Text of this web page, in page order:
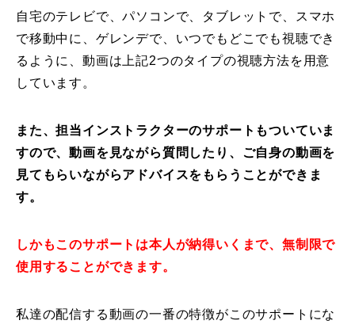
自宅のテレビで、パソコンで、タブレットで、スマホ
で移動中に、ゲレンデで、いつでもどこでも視聴でき
るように、動画は上記2つのタイプの視聴方法を用意
しています。
また、担当インストラクターのサポートもついていま
すので、動画を見ながら質問したり、ご自身の動画を
見てもらいながらアドバイスをもらうことができま
す。
しかもこのサポートは本人が納得いくまで、無制限で
使用することができます。
私達の配信する動画の一番の特徴がこのサポートにな